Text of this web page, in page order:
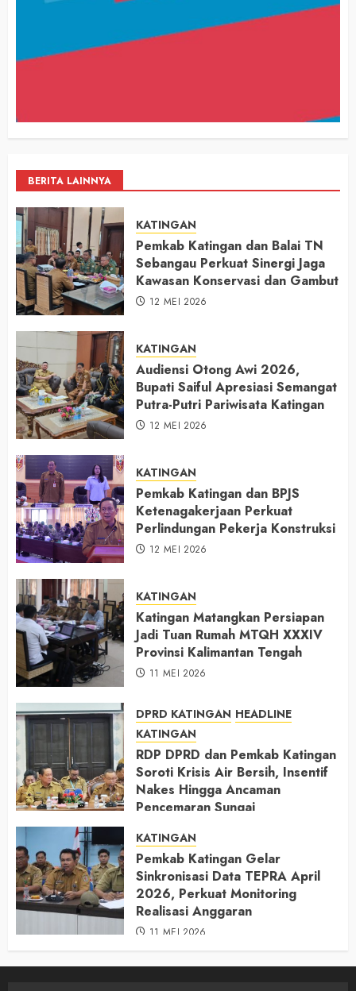
BERITA LAINNYA
KATINGAN
Pemkab Katingan dan Balai TN
Sebangau Perkuat Sinergi Jaga
Kawasan Konservasi dan Gambut
12 MEI 2026
KATINGAN
Audiensi Otong Awi 2026,
Bupati Saiful Apresiasi Semangat
Putra-Putri Pariwisata Katingan
12 MEI 2026
KATINGAN
Pemkab Katingan dan BPJS
Ketenagakerjaan Perkuat
Perlindungan Pekerja Konstruksi
12 MEI 2026
KATINGAN
Katingan Matangkan Persiapan
Jadi Tuan Rumah MTQH XXXIV
Provinsi Kalimantan Tengah
11 MEI 2026
DPRD KATINGAN HEADLINE
KATINGAN
RDP DPRD dan Pemkab Katingan
Soroti Krisis Air Bersih, Insentif
Nakes Hingga Ancaman
Pencemaran Sungai
KATINGAN
Pemkab Katingan Gelar
Sinkronisasi Data TEPRA April
2026, Perkuat Monitoring
Realisasi Anggaran
11 MEI 2026